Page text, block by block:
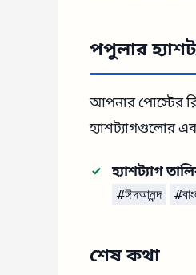
পপুলার
আপনার পোস্টের
হ্যাশট্যাগগুলোর
হ্যাশট্যাগ
#ঈদআনন্দ
শেষ কথা